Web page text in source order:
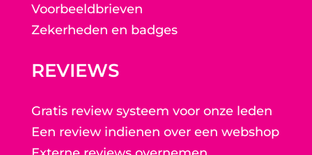
Voorbeeldbrieven
Zekerheden en badges
REVIEWS
Gratis review systeem voor onze leden
Een review indienen over een webshop